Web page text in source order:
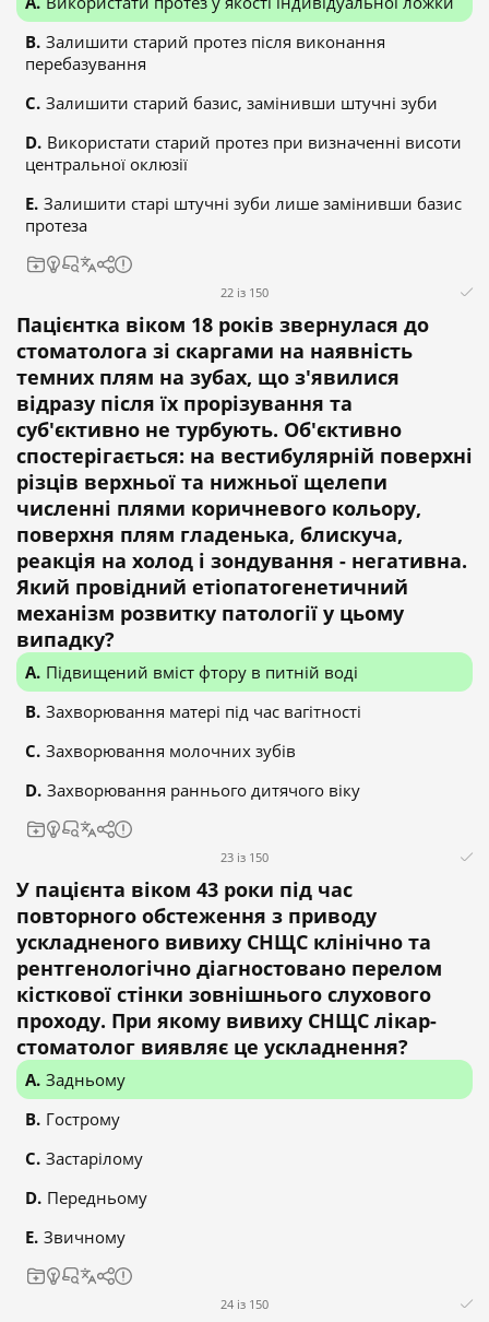
Залишити старий протез після виконання
перебазування
Залишити старий базис, замінивши штучні зуби
Використати старий протез при визначенні висоти
центральної оклюзії
Залишити старі штучні зуби лише замінивши базис
протеза
22 із 150
Пацієнтка віком 18 років звернулася до
стоматолога зі скаргами на наявність
темних плям на зубах, що з'явилися
відразу після їх прорізування та
суб'єктивно не турбують. Об'єктивно
спостерігається: на вестибулярній поверхні
різців верхньої та нижньої щелепи
численні плями коричневого кольору,
поверхня плям гладенька, блискуча,
реакція на холод і зондування - негативна.
Який провідний етіопатогенетичний
механізм розвитку патології у цьому
випадку?
Підвищений вміст фтору в питній воді
Захворювання матері під час вагітності
Захворювання молочних зубів
Захворювання раннього дитячого віку
23 із 150
У пацієнта віком 43 роки під час
повторного обстеження з приводу
ускладненого вивиху СНЩС клінічно та
рентгенологічно діагностовано перелом
кісткової стінки зовнішнього слухового
проходу. При якому вивиху СНЩС лікар-
стоматолог виявляє це ускладнення?
Задньому
Гострому
Застарілому
Передньому
Звичному
24 із 150